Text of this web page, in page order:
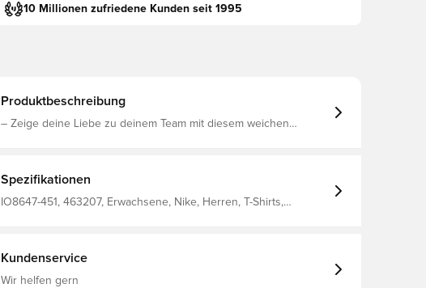
10 Millionen zufriedene Kunden seit 1995
Produktbeschreibung
– Zeige deine Liebe zu deinem Team mit diesem weichen
Spezifikationen
IO8647-451, 463207, Erwachsene, Nike, Herren, T-Shirts,
Kundenservice
Wir helfen gern